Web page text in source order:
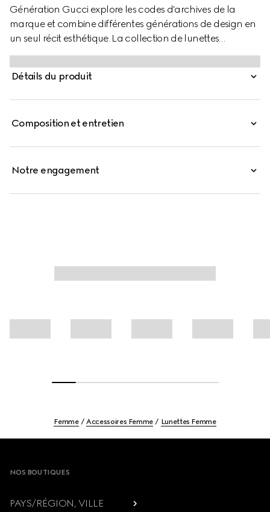
Génération Gucci explore les codes d'archives de la
marque et combine différentes générations de design en
un seul récit esthétique. La collection de lunettes
comprend des styles audacieux inspirés des années 1990,
réinterprétés dans une palette de couleurs dynamique.
Ces lunettes de soleil à monture masque se caractérisent
Détails du produit
Composition et entretien
Notre engagement
Femme Accessoires Femme Lunettes Femme
NOS BOUTIQUES
PAYS/RÉGION, VILLE